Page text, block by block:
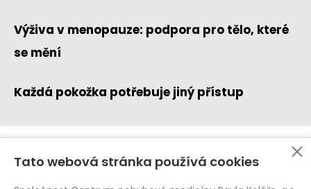
Tato webová stránka používá cookies
Výživa v menopauze: podpora pro tělo, které
se mění
Každá pokožka potřebuje jiný přístup
Ochrana osobních údajů (GDPR)